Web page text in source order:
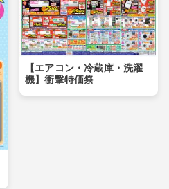
【エアコン・冷蔵庫・洗濯
機】衝撃特価祭